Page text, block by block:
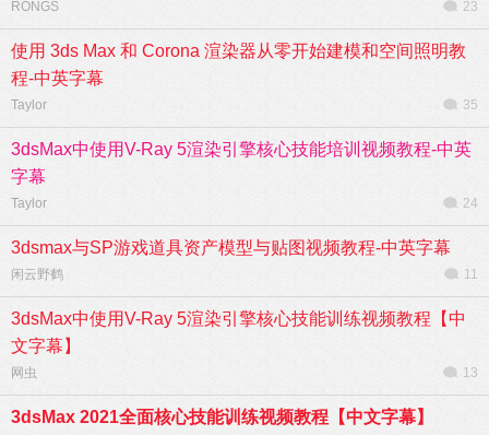
RONGS 23
使用 3ds Max 和 Corona 渲染器从零开始建模和空间照明教
程-中英字幕
Taylor 35
3dsMax中使用V-Ray 5渲染引擎核心技能培训视频教程-中英
字幕
Taylor 24
3dsmax与SP游戏道具资产模型与贴图视频教程-中英字幕
闲云野鹤 11
3dsMax中使用V-Ray 5渲染引擎核心技能训练视频教程【中
文字幕】
网虫 13
3dsMax 2021全面核心技能训练视频教程【中文字幕】